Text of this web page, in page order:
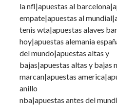
la nfl|apuestas al
empate|apuestas al
tenis wta|apuestas alaves
hoy|apuestas alemania
del mundo|apuestas altas y
bajas|apuestas altas y bajas
marcan|apuestas
anillo
nba|apuestas antes del